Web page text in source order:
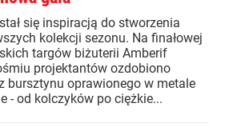
się inspiracją do stworzenia
kolekcji sezonu. Na finałowej
targów biżuterii Amberif
projektantów ozdobiono
bursztynu oprawionego w metale
- od kolczyków po ciężkie...